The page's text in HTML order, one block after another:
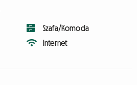
Szafa/Komoda
Internet